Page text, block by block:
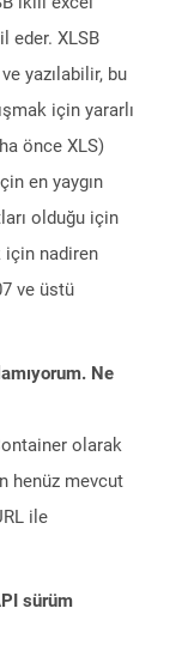
eder. XLSB
yazılabilir, bu
için yararlı
önce XLS)
en yaygın
olduğu için
için nadiren
ve üstü
Ne
olarak
henüz mevcut
ile
sürüm